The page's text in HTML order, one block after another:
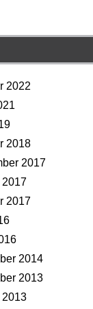
2022
2018
2017
2017
2017
2014
2013
2013